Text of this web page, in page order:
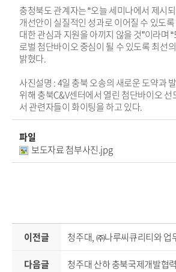
충청북도 관계자는 “오늘 세미나에서 제시
개선안이 실질적인 성과로 이어질 수 있
대한 관심과 지원을 아끼지 않을 것”이라며
로벌 첨단바이오 중심이 될 수 있도록 최선
밝혔다.
사진설명 : 4일 충북 오송의 새로운 도약과
위해 충북C&V센터에서 열린 첨단바이오
서 관련자들이 화이팅을 하고 있다.
파일
보도자료 첨부사진.jpg
이전글 청주대, ㈜나루씨큐리티와 업
다음글